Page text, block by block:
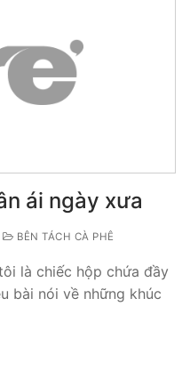
ái ngày xưa
BÊN TÁCH CÀ PHÊ
là chiếc hộp chứa đầy
bài nói về những khúc